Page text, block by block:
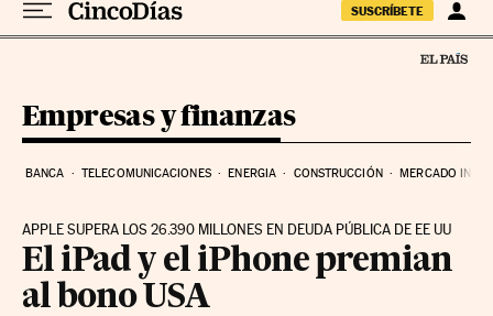
SUSCRÍBETE
Empresas y finanzas
BANCA TELECOMUNICACIONES ENERGIA CONSTRUCCIÓN MERCADO
APPLE SUPERA LOS 26.390 MILLONES EN DEUDA PÚBLICA DE EE UU
El iPad y el iPhone premian
al bono USA